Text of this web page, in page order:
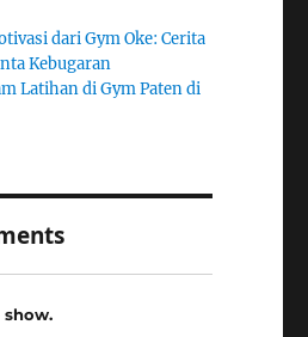
dari Gym Oke: Cerita
Kebugaran
Latihan di Gym Paten di